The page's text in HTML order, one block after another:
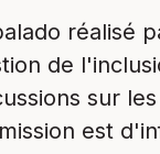
réalisé
de
sur
est